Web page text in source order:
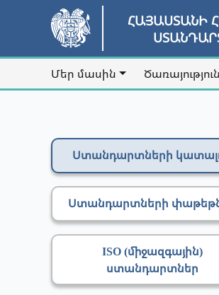
ՀԱՅԱՍՏԱՆԻ
Մեր մասին
Ստանդարտների
Ստանդարտների
ISO (միջազգային)
ստանդարտներ